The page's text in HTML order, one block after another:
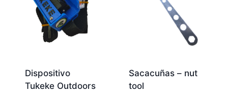
Dispositivo
Tukeke Outdoors
Sacacuñas – nut
tool